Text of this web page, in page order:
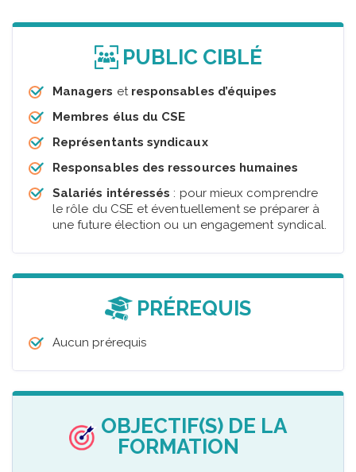
PUBLIC CIBLÉ
Managers et responsables d’équipes
Membres élus du CSE
Représentants syndicaux
Responsables des ressources humaines
Salariés intéressés : pour mieux comprendre
le rôle du CSE et éventuellement se préparer à
une future élection ou un engagement syndical.
PRÉREQUIS
Aucun prérequis
OBJECTIF(S) DE LA
FORMATION